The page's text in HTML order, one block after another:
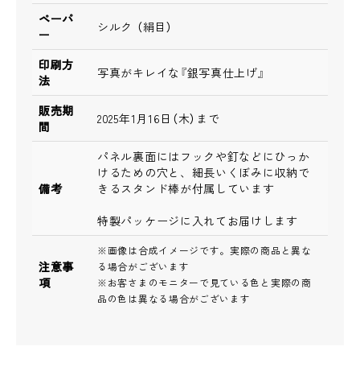
ペーパ
ー
シルク （絹目）
印刷方
法
写真がキレイな『銀写真仕上げ』
販売期
間
2025年1月16日（木）まで
備考
パネル裏面にはフックや釘などにひっか
けるための穴と、細長いくぼみに収納で
きるスタンド棒が付属しています
特製パッケージに入れてお届けします
注意事
項
※画像は合成イメージです。実際の商品と異な
る場合がございます
※お客さまのモニターで見ている色と実際の商
品の色は異なる場合がございます